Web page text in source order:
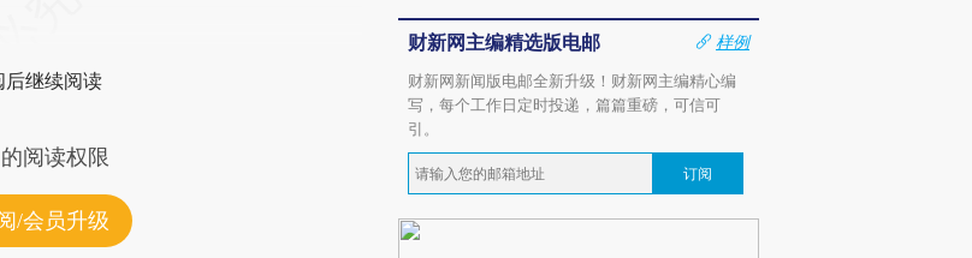
后继续阅读
阅读权限
/会员升级
财新网主编精选版电邮
样例
财新网新闻版电邮全新升级！财新网主编精心编
写，每个工作日定时投递，篇篇重磅，可信可
引。
订阅